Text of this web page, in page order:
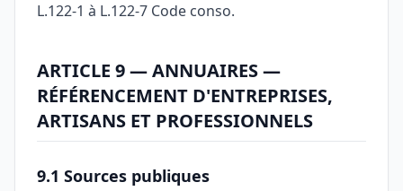
L.122-1 à L.122-7 Code conso.
ARTICLE 9 — ANNUAIRES —
RÉFÉRENCEMENT D'ENTREPRISES,
ARTISANS ET PROFESSIONNELS
9.1 Sources publiques